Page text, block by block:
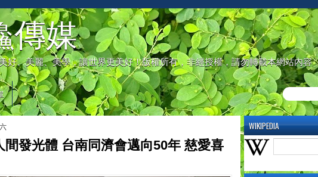
傳媒
好、美麗、美學，讓世界更美好！版權所有，非經授權，請勿轉載本網站內容
WIKIPEDIA
間發光體 台南同濟會邁向50年 慈愛喜